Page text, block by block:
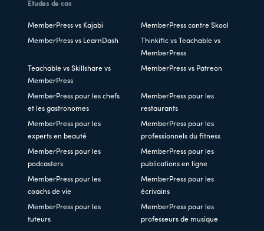
Études de cas
MemberPress vs Kajabi MemberPress contre Skool
MemberPress vs LearnDash
Thinkific vs Teachable vs
MemberPress
Teachable vs Skillshare vs
MemberPress
MemberPress vs Patreon
MemberPress pour les chefs
et les gastronomes
MemberPress pour les
restaurants
MemberPress pour les
experts en beauté
MemberPress pour les
professionnels du fitness
MemberPress pour les
podcasters
MemberPress pour les
publications en ligne
MemberPress pour les
coachs de vie
MemberPress pour les
écrivains
MemberPress pour les
tuteurs
MemberPress pour les
professeurs de musique